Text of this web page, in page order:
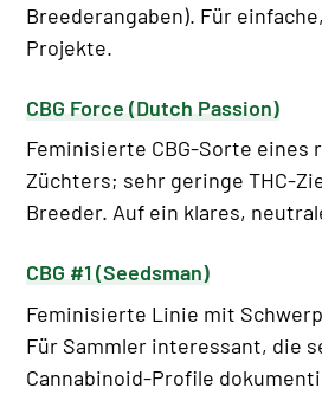
Breederangaben). Für
Projekte.
CBG Force (Dutch Passion)
Feminisierte CBG-Sorte eines
Züchters; sehr geringe THC-
Breeder. Auf ein klares,
CBG #1 (Seedsman)
Feminisierte Linie mit
Für Sammler interessant, die
Cannabinoid-Profile